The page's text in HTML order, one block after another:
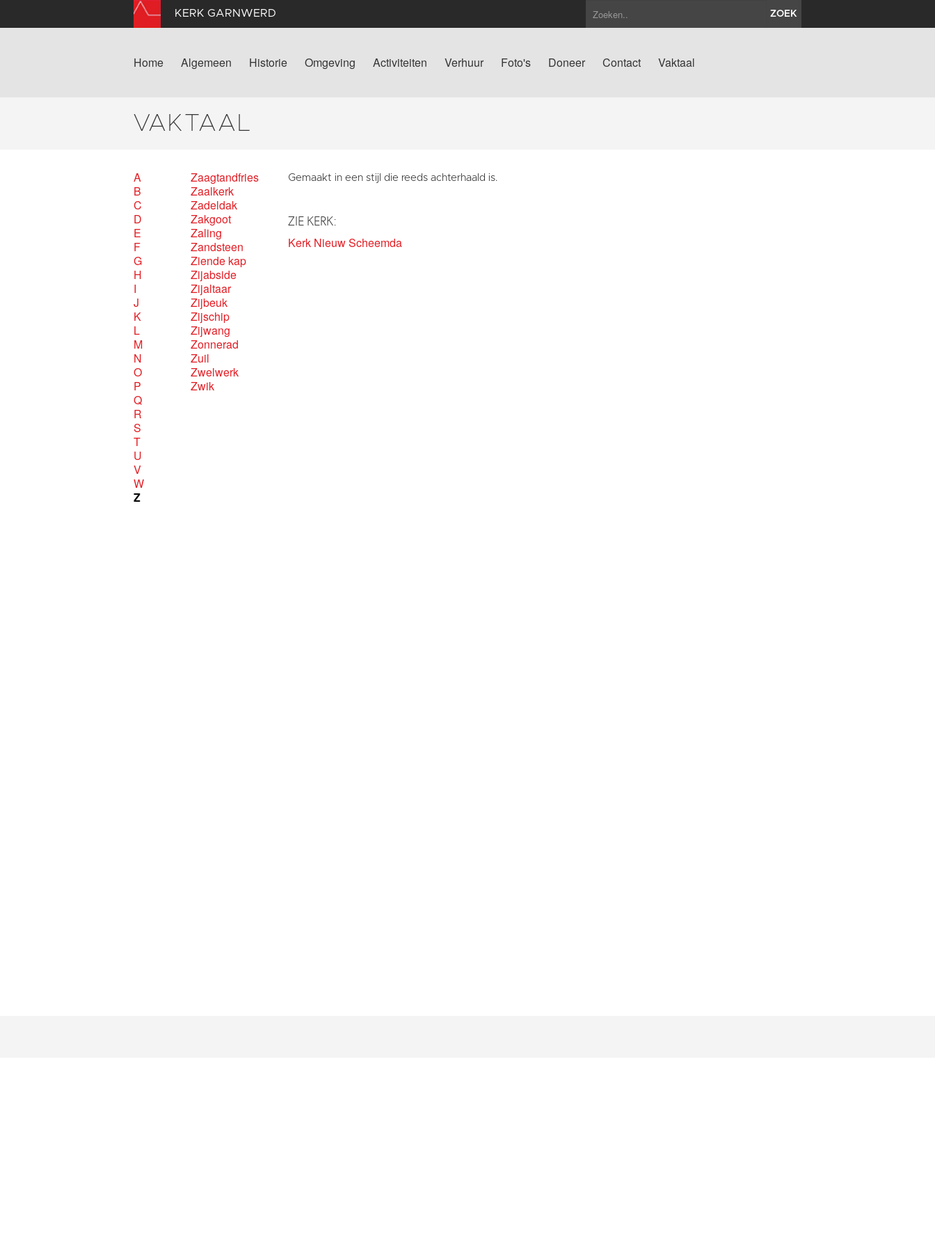
KERK GARNWERD ZOEK
Home Algemeen Historie Omgeving Activiteiten Verhuur Foto's Doneer Contact Vaktaal
VAKTAAL
A
B
C
D
E
F
G
H
I
J
K
L
M
N
O
P
Q
R
S
T
U
V
W
Z
Zaagtandfries
Zaalkerk
Zadeldak
Zakgoot
Zaling
Zandsteen
Ziende kap
Zijabside
Zijaltaar
Zijbeuk
Zijschip
Zijwang
Zonnerad
Zuil
Zwelwerk
Zwik
Gemaakt in een stijl die reeds achterhaald is.
ZIE KERK:
Kerk Nieuw Scheemda